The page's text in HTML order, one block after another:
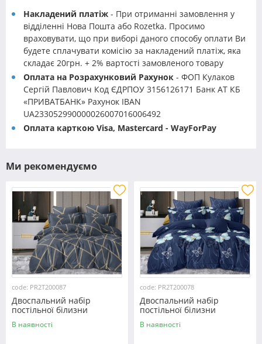
Накладений платіж - При отриманні замовлення у
відділенні Нова Пошта або Rozetka. Просимо
враховувати, що при виборі даного способу оплати Ви
будете сплачувати комісію за накладений платіж, яка
складає 20грн. + 2% вартості замовленого товару
Оплата на Розрахунковий Рахунок - ФОП Кулаков
Сергій Павлович Код ЄДРПОУ 3156126171 Банк АТ КБ
«ПРИВАТБАНК» Рахунок IBAN
UA233052990000026007016006492
Оплата карткою Visa, Mastercard - WayForPay
Ми рекомендуємо
code: PR2T200087
Двоспальний набір
постільної білизни
180*220 із полікотону
№200087 Черешенька™
В наявності
code: PR2T200078
Двоспальний набір
постільної білизни
180*220 із полікотону
№200078 Черешенька™
В наявності